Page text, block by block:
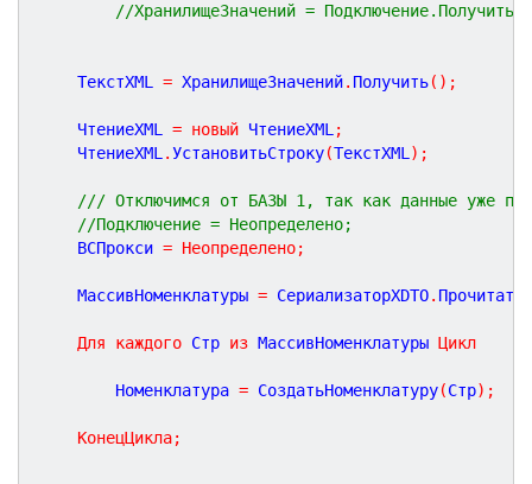
//ХранилищеЗначений =
	ТекстXML
= ХранилищеЗначений. Получить( ) ;
	ЧтениеXML
= новый ЧтениеXML ;
	ЧтениеXML
.УстановитьСтроку(ТекстXML ) ;
/// Отключимся от БАЗЫ 1, так как данные уже
//Подключение = Неопределено;
	ВСПрокси
= Неопределено;
	МассивНоменклатуры
= СериализаторXDTO.
Для каждого Стр из МассивНоменклатуры Цикл
		Номенклатура
= СоздатьНоменклатуру(Стр) ;
КонецЦикла;